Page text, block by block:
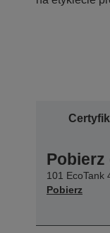
101 EcoTank
Pobierz